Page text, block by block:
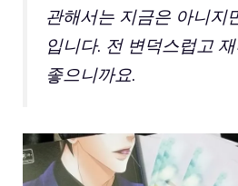
관해서는 지금은 아니지
입니다. 전 변덕스럽고
좋으니까요.